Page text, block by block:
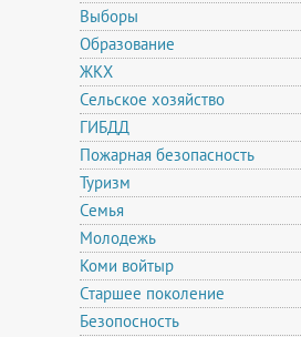
Выборы
Образование
ЖКХ
Сельское хозяйство
ГИБДД
Пожарная безопасность
Туризм
Семья
Молодежь
Коми войтыр
Старшее поколение
Безопосность